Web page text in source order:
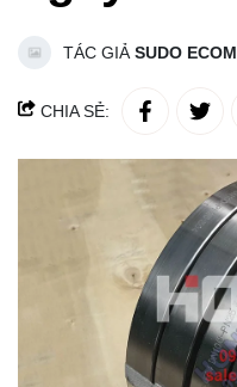
TÁC GIẢ SUDO
CHIA SẺ: